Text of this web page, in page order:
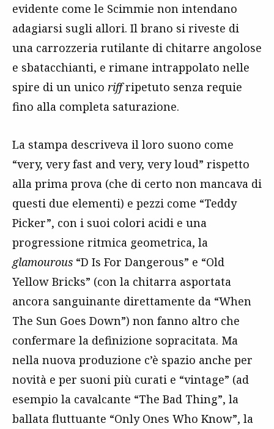
evidente come le Scimmie non intendano
adagiarsi sugli allori. Il brano si riveste di
una carrozzeria rutilante di chitarre angolose
e sbatacchianti, e rimane intrappolato nelle
spire di un unico riffripetuto senza requie
fino alla completa saturazione.
La stampa descriveva il loro suono come
“very, very fast and very, very loud” rispetto
alla prima prova (che di certo non mancava di
questi due elementi) e pezzi come “Teddy
Picker”, con i suoi colori acidi e una
progressione ritmica geometrica, la
glamourous “D Is For Dangerous” e “Old
Yellow Bricks” (con la chitarra asportata
ancora sanguinante direttamente da “When
The Sun Goes Down”) non fanno altro che
confermare la definizione sopracitata. Ma
nella nuova produzione c’è spazio anche per
novità e per suoni più curati e “vintage” (ad
esempio la cavalcante “The Bad Thing”, la
ballata fluttuante “Only Ones Who Know”, la